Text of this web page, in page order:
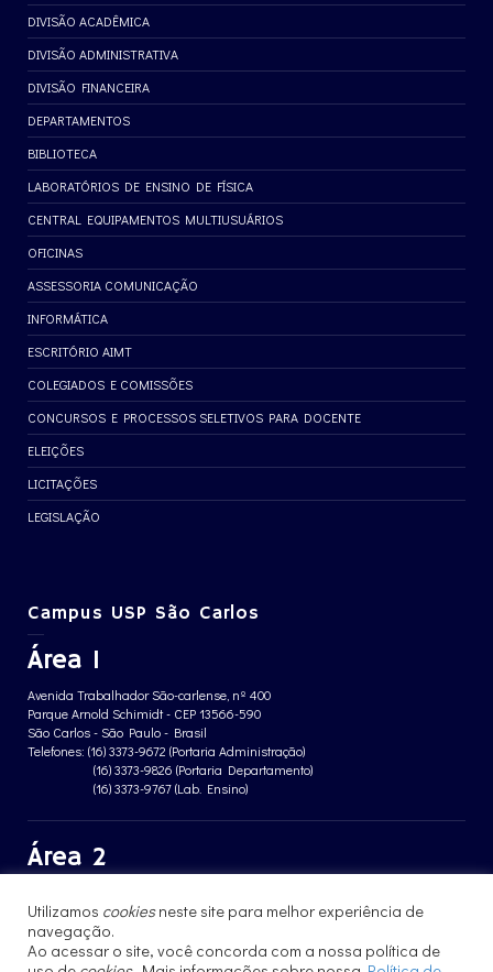
DIVISÃO ACADÊMICA
DIVISÃO ADMINISTRATIVA
DIVISÃO FINANCEIRA
DEPARTAMENTOS
BIBLIOTECA
LABORATÓRIOS DE ENSINO DE FÍSICA
CENTRAL EQUIPAMENTOS MULTIUSUÁRIOS
OFICINAS
ASSESSORIA COMUNICAÇÃO
INFORMÁTICA
ESCRITÓRIO AIMT
COLEGIADOS E COMISSÕES
CONCURSOS E PROCESSOS SELETIVOS PARA DOCENTE
ELEIÇÕES
LICITAÇÕES
LEGISLAÇÃO
Campus USP São Carlos
Área 1
Avenida Trabalhador São-carlense, nº 400
Parque Arnold Schimidt - CEP 13566-590
São Carlos - São Paulo - Brasil
Telefones: (16) 3373-9672 (Portaria Administração)
(16) 3373-9826 (Portaria Departamento)
(16) 3373-9767 (Lab. Ensino)
Área 2
Jardim Santa Angelina - CEP 13563-120
São Carlos - São Paulo - Brasil
Telefone: (16) 3373-8068 (Portaria prédio CFBio)
(16) 3364-8070 (Portaria prédio poloTErRA)
Utilizamos cookiesneste site para melhor experiência de
navegação.
Ao acessar o site, você concorda com a nossa política de